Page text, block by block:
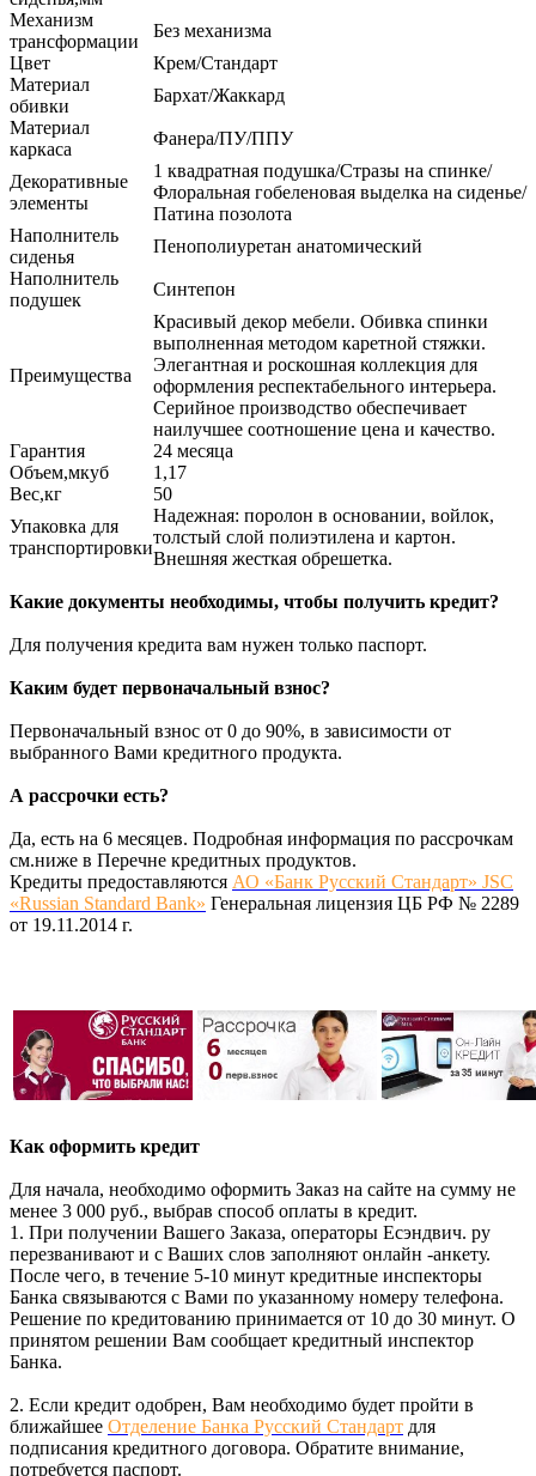
Механизм
трансформации
Без механизма
Цвет
Крем/Стандарт
Материал
обивки
Бархат/Жаккард
Материал
каркаса
Фанера/ПУ/ППУ
Декоративные
элементы
1 квадратная подушка/Стразы на спинке/
Флоральная гобеленовая выделка на сиденье/
Патина позолота
Наполнитель
сиденья
Пенополиуретан анатомический
Наполнитель
подушек
Синтепон
Преимущества
Красивый декор мебели. Обивка спинки
выполненная методом каретной стяжки.
Элегантная и роскошная коллекция для
оформления респектабельного интерьера.
Серийное производство обеспечивает
наилучшее соотношение цена и качество.
Гарантия
24 месяца
Объем,мкуб
1,17
Вес,кг
50
Упаковка для
транспортировки
Надежная: поролон в основании, войлок,
толстый слой полиэтилена и картон.
Внешняя жесткая обрешетка.
Какие документы необходимы, чтобы получить кредит?
Для получения кредита вам нужен только паспорт.
Каким будет первоначальный взнос?
Первоначальный взнос от 0 до 90%, в зависимости от
выбранного Вами кредитного продукта.
А рассрочки есть?
Да, есть на 6 месяцев. Подробная информация по рассрочкам
см.ниже в Перечне кредитных продуктов.
Кредиты предоставляются АО «Банк Русский Стандарт» JSC
«Russian Standard Bank» Генеральная лицензия ЦБ РФ № 2289
от 19.11.2014 г.
Как оформить кредит
Для начала, необходимо оформить Заказ на сайте на сумму не
менее 3 000 руб., выбрав способ оплаты в кредит.
1. При получении Вашего Заказа, операторы Есэндвич. ру
перезванивают и с Ваших слов заполняют онлайн -анкету.
После чего, в течение 5-10 минут кредитные инспекторы
Банка связываются с Вами по указанному номеру телефона.
Решение по кредитованию принимается от 10 до 30 минут. О
принятом решении Вам сообщает кредитный инспектор
Банка.
2. Если кредит одобрен, Вам необходимо будет пройти в
ближайшее Отделение Банка Русский Стандарт для
подписания кредитного договора. Обратите внимание,
потребуется паспорт.